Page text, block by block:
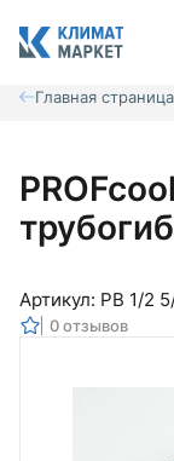
Главная страница
Артикул: PB 1/2
0 отзывов